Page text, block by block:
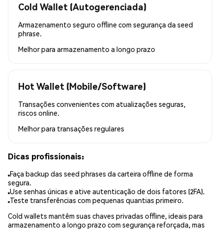
Cold Wallet (Autogerenciada)
Armazenamento seguro offline com segurança da seed
phrase.
Melhor para armazenamento a longo prazo
Hot Wallet (Mobile/Software)
Transações convenientes com atualizações seguras,
riscos online.
Melhor para transações regulares
Dicas profissionais:
Faça backup das seed phrases da carteira offline de forma
segura.
Use senhas únicas e ative autenticação de dois fatores (2FA).
Teste transferências com pequenas quantias primeiro.
Cold wallets mantêm suas chaves privadas offline, ideais para
armazenamento a longo prazo com segurança reforçada, mas